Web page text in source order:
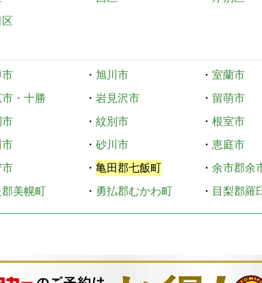
・ 旭川市 ・ 室蘭市
・十勝 ・ 岩見沢市 ・ 留萌市
・ 紋別市 ・ 根室市
・ 砂川市 ・ 恵庭市
・ 亀田郡七飯町 ・ 余市郡余
美幌町 ・ 勇払郡むかわ町 ・ 目梨郡羅